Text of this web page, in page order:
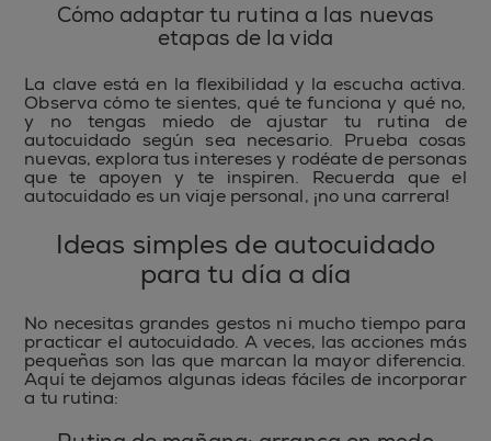
Cómo adaptar tu rutina a las nuevas
etapas de la vida
La clave está en la flexibilidad y la escucha activa.
Observa cómo te sientes, qué te funciona y qué no,
y no tengas miedo de ajustar tu rutina de
autocuidado según sea necesario. Prueba cosas
nuevas, explora tus intereses y rodéate de personas
que te apoyen y te inspiren. Recuerda que el
autocuidado es un viaje personal, ¡no una carrera!
Ideas simples de autocuidado
para tu día a día
No necesitas grandes gestos ni mucho tiempo para
practicar el autocuidado. A veces, las acciones más
pequeñas son las que marcan la mayor diferencia.
Aquí te dejamos algunas ideas fáciles de incorporar
a tu rutina: